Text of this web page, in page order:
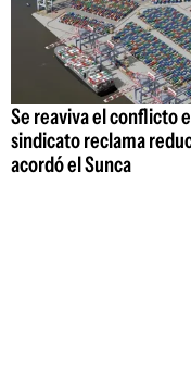
Se reaviva el conflicto
sindicato reclama
acordó el Sunca